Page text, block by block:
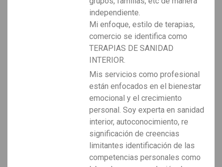
independiente.
Mi enfoque, estilo de terapias,
comercio se identifica como
TERAPIAS DE SANIDAD
INTERIOR.
Mis servicios como profesional
están enfocados en el bienestar
emocional y el crecimiento
personal. Soy experta en sanidad
interior, autoconocimiento, re
significación de creencias
limitantes identificación de las
competencias personales como